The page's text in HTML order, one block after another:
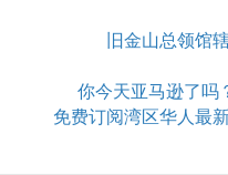
旧金山总领馆
你今天亚马逊了吗
免费订阅湾区华人最